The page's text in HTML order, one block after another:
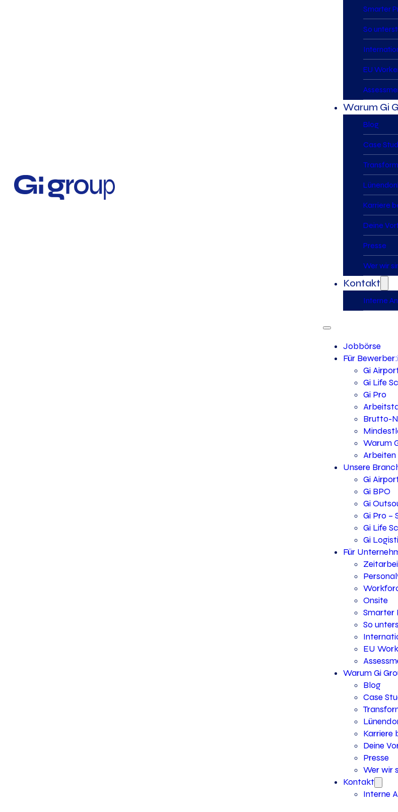
Smarter
So
EU
Warum Gi
Blog
Case
Karriere
Deine
Presse
Wer wir
Kontakt
Interne
Jobbörse
Für
Gi
Gi Life
Gi Pro
Brutto-
Warum
Arbeiten
Unsere
Gi
Gi BPO
Gi
Gi Pro –
Gi Life
Gi
Für
Onsite
Smarter
So
EU
Warum Gi
Blog
Case
Karriere
Deine
Presse
Wer wir
Kontakt
Interne